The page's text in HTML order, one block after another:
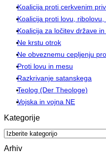
Koalicija proti cerkvenim
Koalicija proti lovu,
Koalicija za ločitev države
Ne krstu otrok
Ne obveznemu cepljenju
Proti lovu in mesu
Razkrivanje satanskega
Teolog (Der Theologe)
Vojska in vojna NE
Kategorije
Kategorije
Arhiv